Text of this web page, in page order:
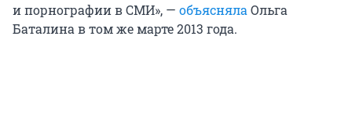
и порнографии в СМИ», — объясняла Ольга
Баталина в том же марте 2013 года.